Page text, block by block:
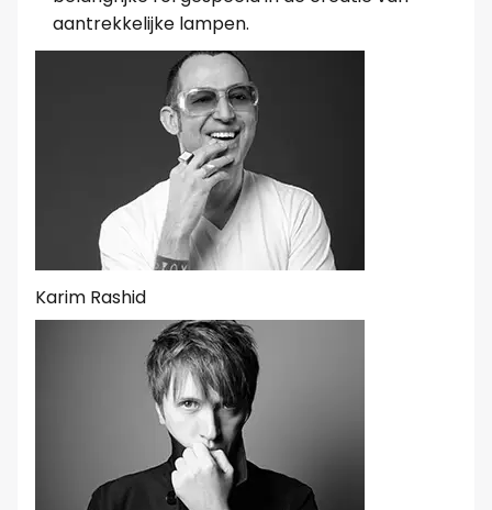
aantrekkelijke lampen.
Karim Rashid